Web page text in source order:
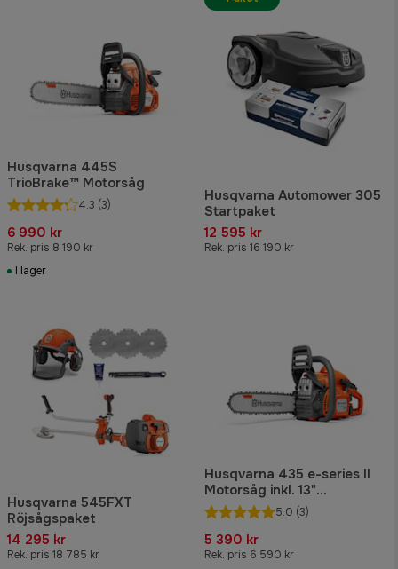
Husqvarna 445S
TrioBrake™ Motorsåg
4.3 (3)
6 990 kr
Rek. pris 8 190 kr
I lager
Husqvarna Automower 305
Startpaket
12 595 kr
Rek. pris 16 190 kr
Husqvarna 545FXT
Röjsågspaket
14 295 kr
Rek. pris 18 785 kr
Husqvarna 435 e-series II
Motorsåg inkl. 13"
Skärutrustning
5.0 (3)
5 390 kr
Rek. pris 6 590 kr